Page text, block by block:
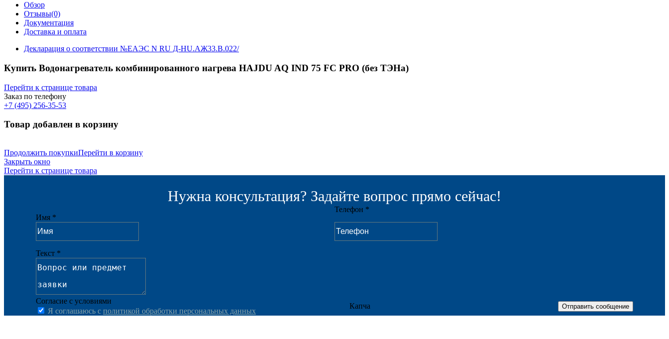
Обзор
Отзывы(0)
Документация
Доставка и оплата
Декларация о соответствии №ЕАЭС N RU Д-HU.АЖ33.В.022/
Купить Водонагреватель комбинированного нагрева HAJDU AQ IND 75 FC PRO (без ТЭНа)
Перейти к странице товара
Заказ по телефону
+7 (495) 256-35-53
Товар добавлен в корзину
Продолжить покупкиПерейти в корзину
Закрыть окно
Перейти к странице товара
Нужна консультация? Задайте вопрос прямо сейчас!
Имя *
Телефон *
Текст *
Согласие с условиями
Я соглашаюсь с политикой обработки персональных данных
Капча